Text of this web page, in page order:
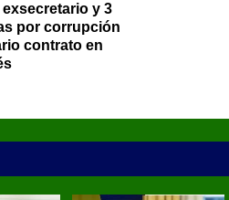
exsecretario y 3
por corrupción
contrato en